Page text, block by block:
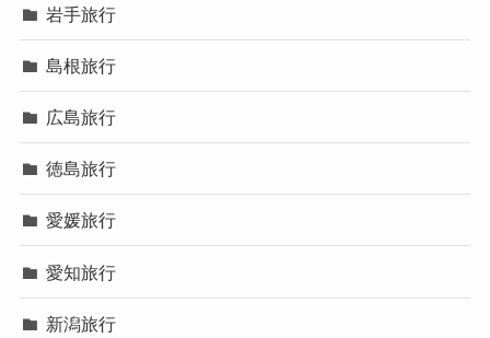
岩手旅行
島根旅行
広島旅行
徳島旅行
愛媛旅行
愛知旅行
新潟旅行